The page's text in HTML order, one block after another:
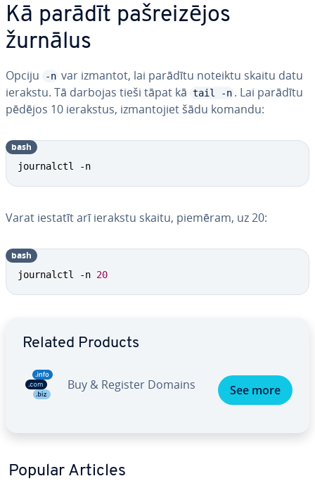
Kā parādīt pa­šrei­zē­jos
žurnālus
Opciju -n var izmantot, lai parādītu noteiktu skaitu datu
ierakstu. Tā darbojas tieši tāpat kā tail -n . Lai parādītu
pēdējos 10 ierakstus, iz­man­to­jiet šādu komandu:
journalctl -n
bash
Varat iestatīt arī ierakstu skaitu, piemēram, uz 20:
journalctl -n 20
bash
Related Products
Buy & Register Domains See more
Popular Articles